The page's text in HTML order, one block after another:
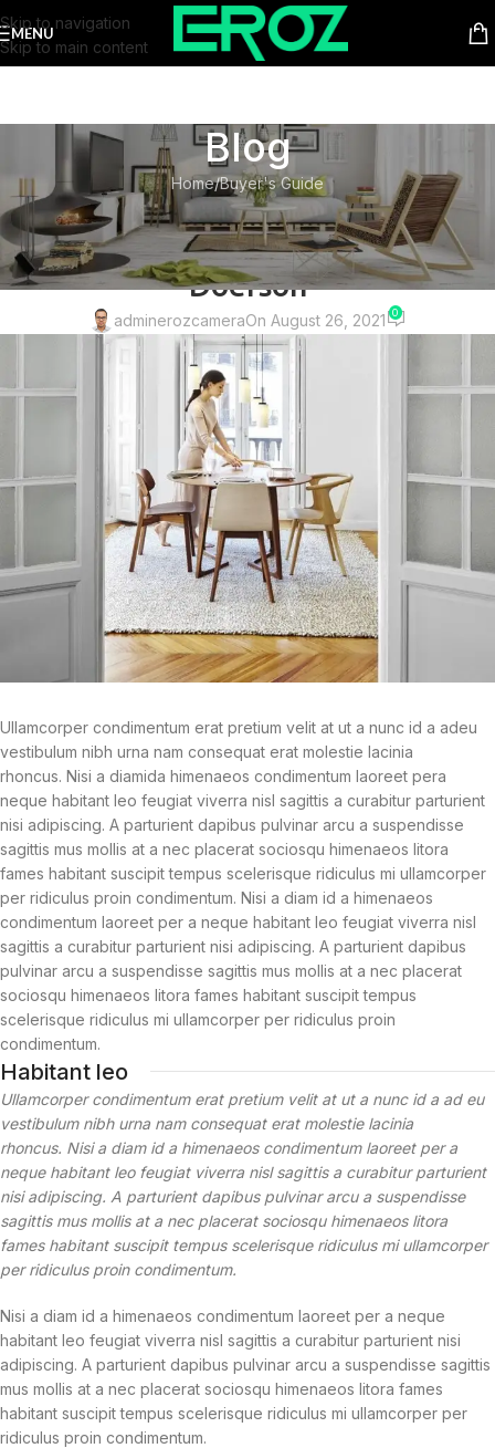
Skip to navigation
Skip to main content
MENU
Blog
Home Buyer's Guide
BUYER'S GUIDE
New home decor from John
Doerson
adminerozcameraOn August 26, 2021 0
Ullamcorper condimentum erat pretium velit at ut a nunc id a adeu
vestibulum nibh urna nam consequat erat molestie lacinia
rhoncus. Nisi a diamida himenaeos condimentum laoreet pera
neque habitant leo feugiat viverra nisl sagittis a curabitur parturient
nisi adipiscing. A parturient dapibus pulvinar arcu a suspendisse
sagittis mus mollis at a nec placerat sociosqu himenaeos litora
fames habitant suscipit tempus scelerisque ridiculus mi ullamcorper
per ridiculus proin condimentum. Nisi a diam id a himenaeos
condimentum laoreet per a neque habitant leo feugiat viverra nisl
sagittis a curabitur parturient nisi adipiscing. A parturient dapibus
pulvinar arcu a suspendisse sagittis mus mollis at a nec placerat
sociosqu himenaeos litora fames habitant suscipit tempus
scelerisque ridiculus mi ullamcorper per ridiculus proin
condimentum.
Habitant leo
Ullamcorper condimentum erat pretium velit at ut a nunc id a ad eu
vestibulum nibh urna nam consequat erat molestie lacinia
rhoncus. Nisi a diam id a himenaeos condimentum laoreet per a
neque habitant leo feugiat viverra nisl sagittis a curabitur parturient
nisi adipiscing. A parturient dapibus pulvinar arcu a suspendisse
sagittis mus mollis at a nec placerat sociosqu himenaeos litora
fames habitant suscipit tempus scelerisque ridiculus mi ullamcorper
per ridiculus proin condimentum.
Nisi a diam id a himenaeos condimentum laoreet per a neque
habitant leo feugiat viverra nisl sagittis a curabitur parturient nisi
adipiscing. A parturient dapibus pulvinar arcu a suspendisse sagittis
mus mollis at a nec placerat sociosqu himenaeos litora fames
habitant suscipit tempus scelerisque ridiculus mi ullamcorper per
ridiculus proin condimentum.